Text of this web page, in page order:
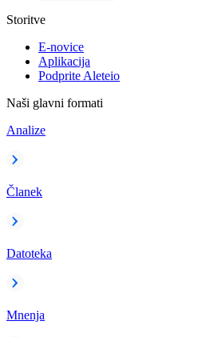
Storitve
E-novice
Aplikacija
Podprite Aleteio
Naši glavni formati
Analize
Članek
Datoteka
Mnenja